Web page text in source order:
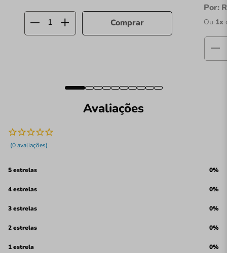
Comprar
Por:
Ou 1x
Avaliações
(0 avaliações)
5 estrelas 0%
4 estrelas 0%
3 estrelas 0%
2 estrelas 0%
1 estrela 0%